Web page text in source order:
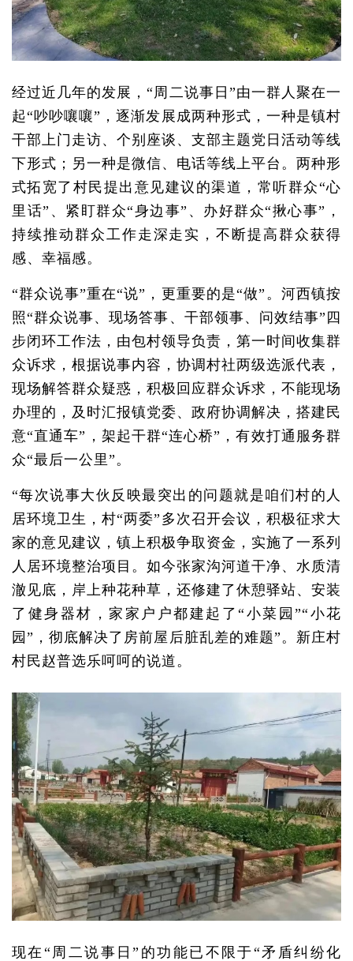
经过近几年的发展，“周二说事日”由一群人聚在一
起“吵吵嚷嚷”，逐渐发展成两种形式，一种是镇村
干部上门走访、个别座谈、支部主题党日活动等线
下形式；另一种是微信、电话等线上平台。两种形
式拓宽了村民提出意见建议的渠道，常听群众“心
里话”、紧盯群众“身边事”、办好群众“揪心事”，
持续推动群众工作走深走实，不断提高群众获得
感、幸福感。
“群众说事”重在“说”，更重要的是“做”。河西镇按
照“群众说事、现场答事、干部领事、问效结事”四
步闭环工作法，由包村领导负责，第一时间收集群
众诉求，根据说事内容，协调村社两级选派代表，
现场解答群众疑惑，积极回应群众诉求，不能现场
办理的，及时汇报镇党委、政府协调解决，搭建民
意“直通车”，架起干群“连心桥”，有效打通服务群
众“最后一公里”。
“每次说事大伙反映最突出的问题就是咱们村的人
居环境卫生，村“两委”多次召开会议，积极征求大
家的意见建议，镇上积极争取资金，实施了一系列
人居环境整治项目。如今张家沟河道干净、水质清
澈见底，岸上种花种草，还修建了休憩驿站、安装
了健身器材，家家户户都建起了“小菜园”“小花
园”，彻底解决了房前屋后脏乱差的难题”。新庄村
村民赵普选乐呵呵的说道。
现在“周二说事日”的功能已不限于“矛盾纠纷化